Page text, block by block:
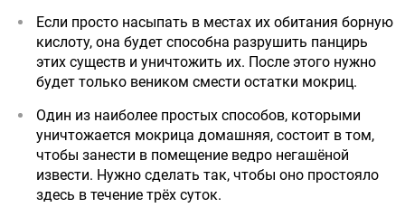
Если просто насыпать в местах их обитания борную
кислоту, она будет способна разрушить панцирь
этих существ и уничтожить их. После этого нужно
будет только веником смести остатки мокриц.
Один из наиболее простых способов, которыми
уничтожается мокрица домашняя, состоит в том,
чтобы занести в помещение ведро негашёной
извести. Нужно сделать так, чтобы оно простояло
здесь в течение трёх суток.